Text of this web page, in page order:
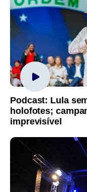
Podcast: Lula
holofotes;
imprevisível